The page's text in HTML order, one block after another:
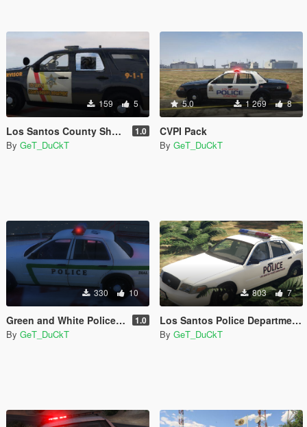
159 5
Los Santos County Sheriff Tahoe (Texture) 1.0
By GeT_DuCkT
5.0 1 269 8
CVPI Pack
By GeT_DuCkT
330 10
Green and White Police CVPI 1.0
By GeT_DuCkT
803 7
Los Santos Police Department CVPI
By GeT_DuCkT